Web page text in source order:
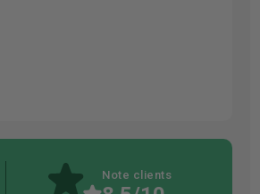
Note clients